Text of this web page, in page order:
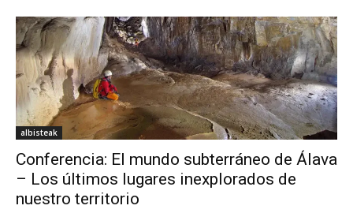
albisteak
Conferencia: El mundo subterráneo de Álava
– Los últimos lugares inexplorados de
nuestro territorio